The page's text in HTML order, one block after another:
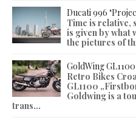
Ducati 996
Time is relative,
is given by what
the pictures of
GoldWing
Retro Bikes
GL1100
Goldwing is a
trans...